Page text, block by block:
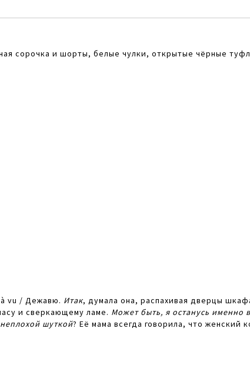
сорочка и шорты, белые чулки, открытые чёрные
vu / Дежавю. Итак, думала она, распахивая дверцы
и сверкающему ламе. Может быть, я останусь именно
шуткой? Её мама всегда говорила, что женский